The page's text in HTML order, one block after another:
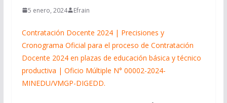
5 enero, 2024 Efrain
Contratación Docente 2024 | Precisiones y
Cronograma Oficial para el proceso de Contratación
Docente 2024 en plazas de educación básica y técnico
productiva | Oficio Múltiple N° 00002-2024-
MINEDU/VMGP-DIGEDD.